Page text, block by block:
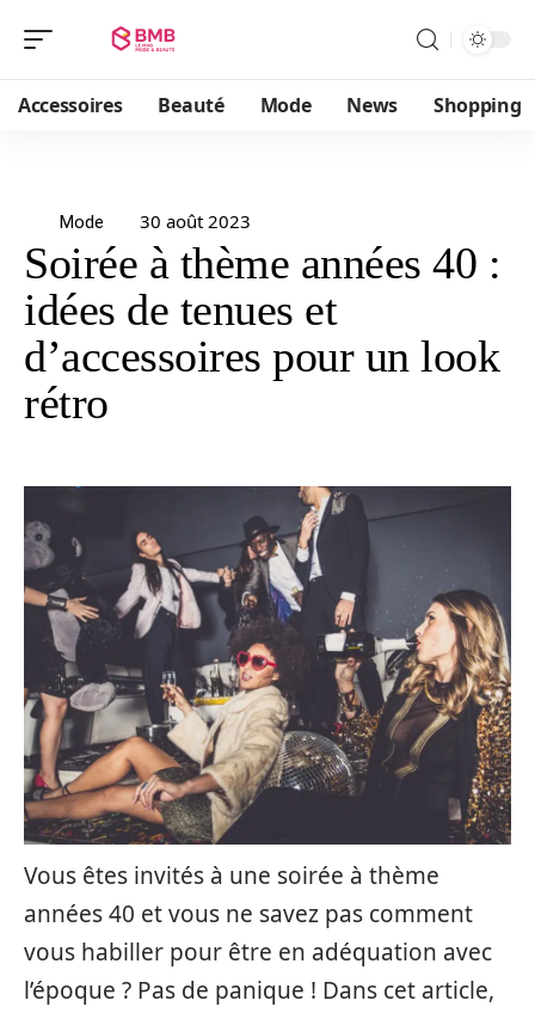
Accessoires Beauté Mode News Shopping
Mode 30 août 2023
Soirée à thème années 40 :
idées de tenues et
d’accessoires pour un look
rétro
Vous êtes invités à une soirée à thème
années 40 et vous ne savez pas comment
vous habiller pour être en adéquation avec
l’époque ? Pas de panique ! Dans cet article,